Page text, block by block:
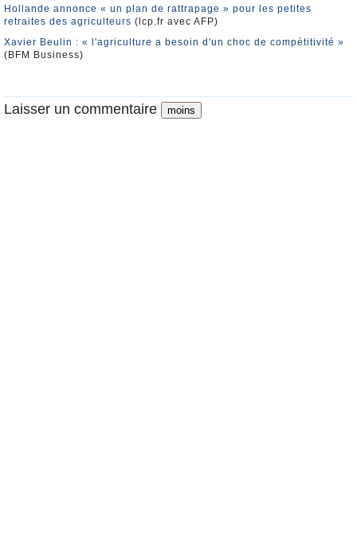
Hollande annonce « un plan de rattrapage » pour les petites
retraites des agriculteurs (lcp.fr avec AFP)
Xavier Beulin : « l'agriculture a besoin d'un choc de compétitivité »
(BFM Business)
Laisser un commentaire